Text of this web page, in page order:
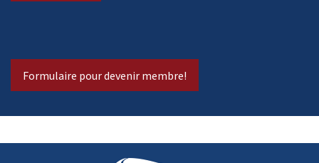
Formulaire pour devenir membre!